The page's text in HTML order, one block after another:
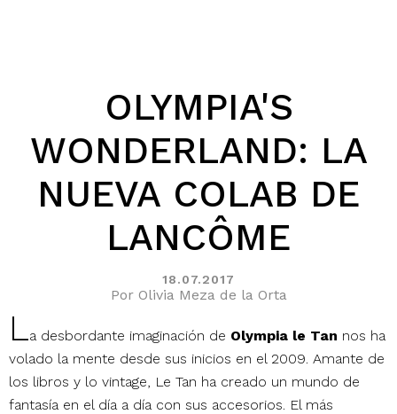
OLYMPIA'S
WONDERLAND: LA
NUEVA COLAB DE
LANCÔME
18.07.2017
Por Olivia Meza de la Orta
La desbordante imaginación de Olympia le Tan nos ha
volado la mente desde sus inicios en el 2009. Amante de
los libros y lo vintage, Le Tan ha creado un mundo de
fantasía en el día a día con sus accesorios. El más